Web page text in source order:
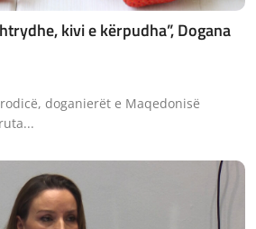
kivi e kërpudha”, Dogana
doganierët e Maqedonisë